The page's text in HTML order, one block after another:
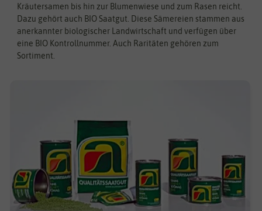
Kräutersamen bis hin zur Blumenwiese und zum Rasen reicht.
Dazu gehört auch BIO Saatgut. Diese Sämereien stammen aus
anerkannter biologischer Landwirtschaft und verfügen über
eine BIO Kontrollnummer. Auch Raritäten gehören zum
Sortiment.